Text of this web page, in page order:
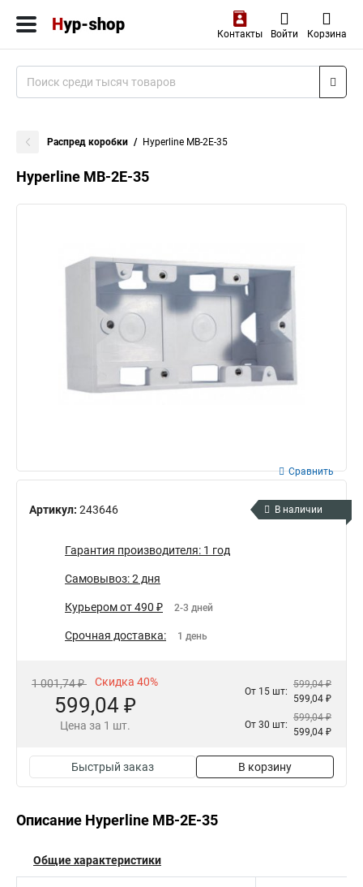
Контакты Войти Корзина
Распред коробки Hyperline MB-2E-35
Hyperline MB-2E-35
Артикул: 243646
Сравнить
В наличии
Гарантия производителя: 1 год
Самовывоз: 2 дня
Курьером от 490 ₽ 2-3 дней
Срочная доставка: 1 день
1 001,74 ₽ Скидка 40%
599,04 ₽
Цена за 1 шт.
От 15 шт:
599,04 ₽
599,04 ₽
От 30 шт:
599,04 ₽
599,04 ₽
Быстрый заказ В корзину
Описание Hyperline MB-2E-35
Общие характеристики